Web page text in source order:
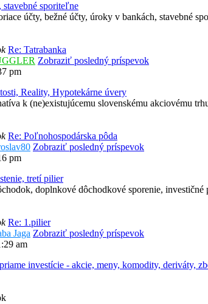
sporiteľne
účty, bežné účty, úroky v bankách, stavebné
Re: Tatrabanka
Zobraziť posledný príspevok
pm
Reality, Hypotekárne úvery
k (ne)existujúcemu slovenskému akciovému
Re: Poľnohospodárska pôda
Zobraziť posledný príspevok
pm
tretí pilier
doplnkové dôchodkové sporenie,
Re: 1.pilier
Jaga Zobraziť posledný príspevok
am
investície - akcie, meny, komodity, deriváty,